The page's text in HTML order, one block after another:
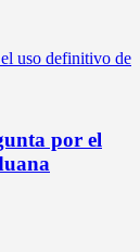
por el